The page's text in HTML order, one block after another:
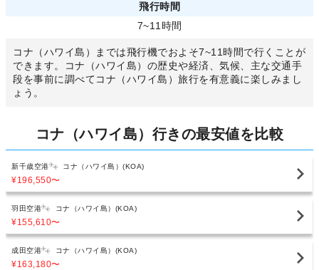
飛行時間
7~11時間
コナ（ハワイ島）までは飛行機でおよそ7~11時間で行くことが
できます。コナ（ハワイ島）の歴史や経済、気候、主な交通手
段を事前に調べてコナ（ハワイ島）旅行を有意義に楽しみまし
ょう。
コナ（ハワイ島）行きの最安値を比較
新千歳空港 コナ（ハワイ島）(KOA)
¥196,550〜
羽田空港 コナ（ハワイ島）(KOA)
¥155,610〜
成田空港 コナ（ハワイ島）(KOA)
¥163,180〜